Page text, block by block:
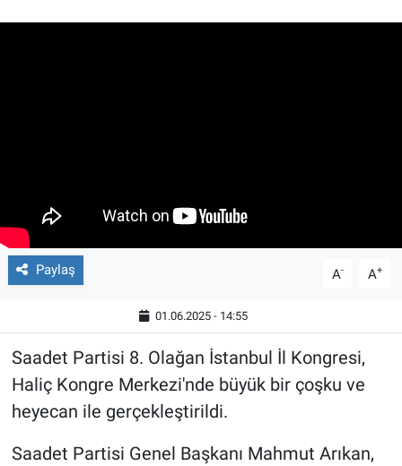
Paylaş A- A+
01.06.2025 - 14:55
Saadet Partisi 8. Olağan İstanbul İl Kongresi,
Haliç Kongre Merkezi'nde büyük bir çoşku ve
heyecan ile gerçekleştirildi.
Saadet Partisi Genel Başkanı Mahmut Arıkan,